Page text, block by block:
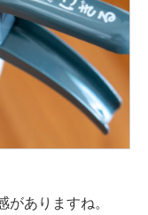
ありますね。